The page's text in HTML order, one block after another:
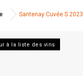
Santenay Cuvée S 2023
à la liste des vins